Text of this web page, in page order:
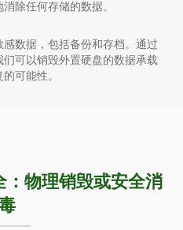
除任何存储的数据。
数据，包括备份和存档。通过
可以销毁外置硬盘的数据承载
可能性。
物理销毁或安全消